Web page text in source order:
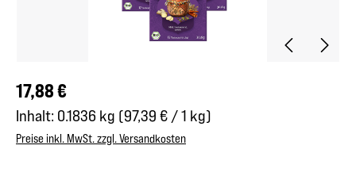
Regulärer Preis:
17,88 €
Inhalt: 0.1836 kg (97,39 € / 1 kg)
Preise inkl. MwSt. zzgl. Versandkosten